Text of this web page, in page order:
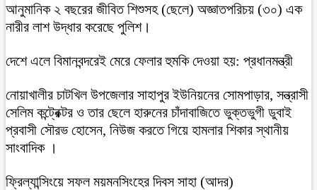
আনুমানিক ২ বছরের জীবিত শিশুসহ (ছেলে) অজ্ঞাতপরিচয় (৩০) এক
নারীর লাশ উদ্ধার করেছে পুলিশ।
দেশে এলে বিমানবন্দরেই মেরে ফেলার হুমকি দেওয়া হয়: প্রধানমন্ত্রী
নোয়াখালীর চাটখিল উপজেলার সাহাপুর ইউনিয়নের সোমপাড়ার, সন্ত্রাসী
সেলিম কন্ট্রেক্টর ও তার ছেলে হারুনের চাঁদাবাজিতে ভুক্তভুগী ডুবাই
প্রবাসী সৌরভ হোসেন, নিউজ করতে গিয়ে হামলার শিকার স্থানীয়
সাংবাদিক ।
ফ্রিল্যান্সিংয়ে সফল ময়মনসিংহের দিবস সাহা (আদর)